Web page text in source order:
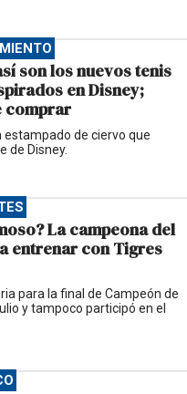
son los nuevos tenis
en Disney;
comprar
estampado de ciervo que
de Disney.
La campeona del
entrenar con Tigres
para la final de Campeón de
y tampoco participó en el